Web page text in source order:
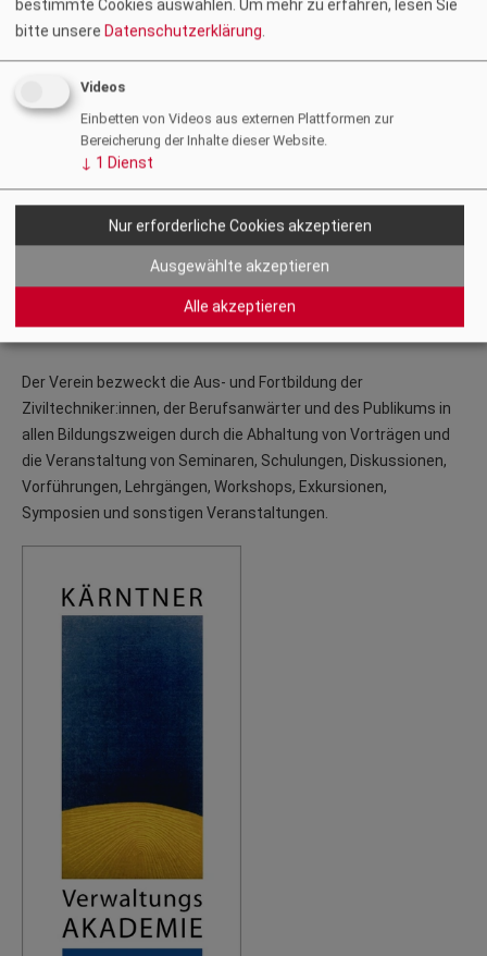
bestimmte Cookies auswählen. Um mehr zu erfahren, lesen Sie
bitte unsere Datenschutzerklärung.
Videos
Einbetten von Videos aus externen Plattformen zur
Bereicherung der Inhalte dieser Website.
↓ 1 Dienst
Nur erforderliche Cookies akzeptieren
Ausgewählte akzeptieren
Alle akzeptieren
ZT-Forum für Ausbildung und
Berufsförderung
Interessante Veranstaltungen für Ziviltechnikerinnen und
Das Ziviltechniker-Forum für Ausbildung und Berufsförderung
ist ein Verein mit Sitz in Graz, welcher von der Kammer der
Ziviltechniker:innen für Steiermark und Kärnten im Jahre 1984
gegründet wurde.
Der Verein bezweckt die Aus- und Fortbildung der
Ziviltechniker:innen, der Berufsanwärter und des Publikums in
allen Bildungszweigen durch die Abhaltung von Vorträgen und
die Veranstaltung von Seminaren, Schulungen, Diskussionen,
Vorführungen, Lehrgängen, Workshops, Exkursionen,
Symposien und sonstigen Veranstaltungen.